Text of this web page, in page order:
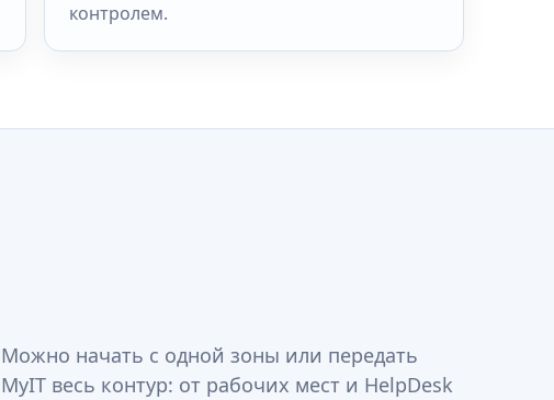
контролем.
Можно начать с одной зоны или передать
MyIT весь контур: от рабочих мест и HelpDesk